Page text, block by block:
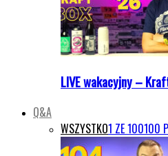
LIVE wakacyjny –
Q&A
WSZYSTKO1 ZE 100100